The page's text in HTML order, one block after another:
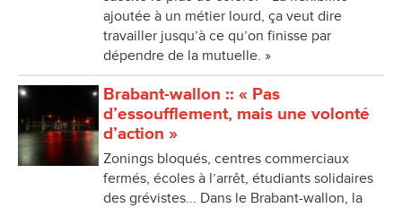
ajoutée à un métier lourd, ça veut dire
travailler jusqu’à ce qu’on finisse par
dépendre de la mutuelle. »
Brabant-wallon :: « Pas
d’essoufflement, mais une volonté
d’action »
Zonings bloqués, centres commerciaux
fermés, écoles à l’arrêt, étudiants solidaires
des grévistes... Dans le Brabant-wallon, la